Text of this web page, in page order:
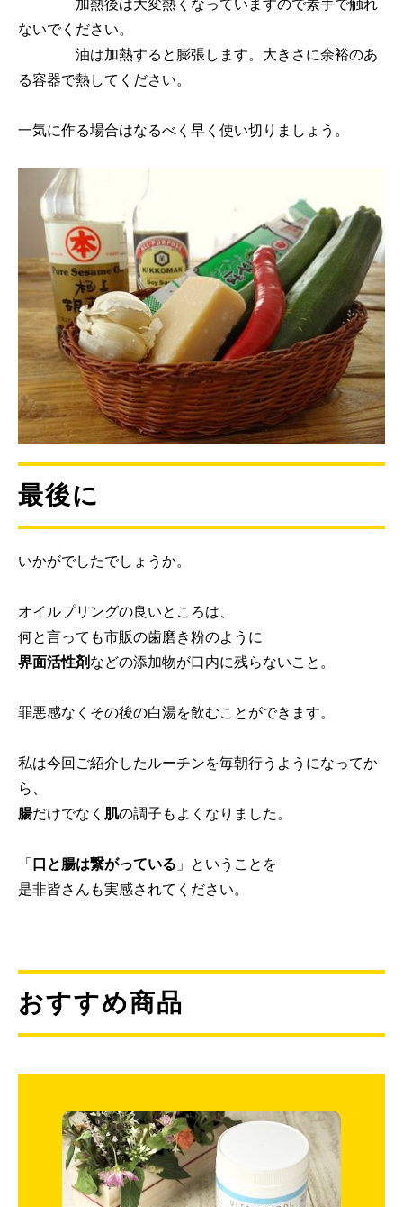
加熱後は大変熱くなっていますので素手で触れ
ないでください。
油は加熱すると膨張します。大きさに余裕のあ
る容器で熱してください。
一気に作る場合はなるべく早く使い切りましょう。
最後に
いかがでしたでしょうか。
オイルプリングの良いところは、
何と言っても市販の歯磨き粉のように
界面活性剤などの添加物が口内に残らないこと。
罪悪感なくその後の白湯を飲むことができます。
私は今回ご紹介したルーチンを毎朝行うようになってか
ら、
腸だけでなく 肌の調子もよくなりました。
「口と腸は繋がっている 」ということを
是非皆さんも実感されてください。
おすすめ商品